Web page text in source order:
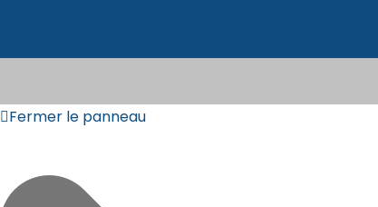
Fermer le panneau